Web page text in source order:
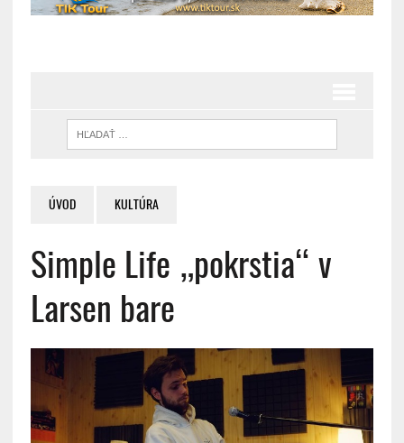
ÚVOD KULTÚRA
Simple Life „pokrstia“ v
Larsen bare